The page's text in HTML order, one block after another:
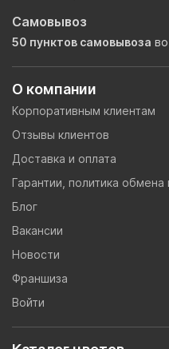
О компании
Корпоративным клиентам
Отзывы клиентов
Доставка и оплата
Гарантии, политика обмена
Блог
Вакансии
Новости
Франшиза
Войти
Самовывоз
50 пунктов самовывоза